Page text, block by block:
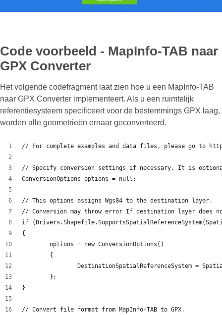
Code voorbeeld - MapInfo-TAB naar
GPX Converter
Het volgende codefragment laat zien hoe u een MapInfo-TAB
naar GPX Converter implementeert. Als u een ruimtelijk
referentiesysteem specificeert voor de bestemmings GPX laag,
worden alle geometrieën ernaar geconverteerd.
// For complete examples and data files, please go to
// Specify conversion settings if necessary. It is
ConversionOptions options = null;
// This options assigns Wgs84 to the destination layer.
// Conversion may throw error If destination layer does
if
{
	options = new ConversionOptions()
	{
DestinationSpatialReferenceSystem =
	};
}
// Convert file format from MapInfo-TAB to GPX.